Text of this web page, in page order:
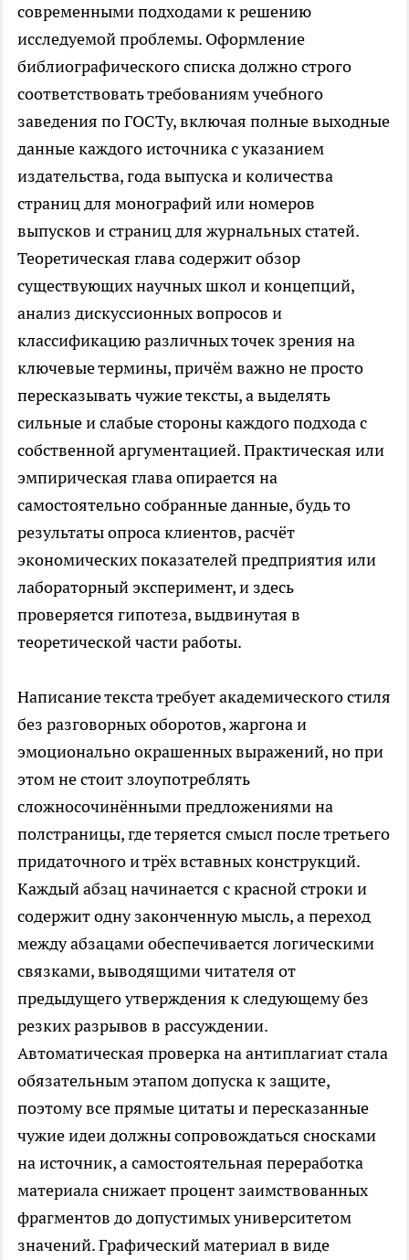
современными подходами к решению
исследуемой проблемы. Оформление
библиографического списка должно строго
соответствовать требованиям учебного
заведения по ГОСТу, включая полные выходные
данные каждого источника с указанием
издательства, года выпуска и количества
страниц для монографий или номеров
выпусков и страниц для журнальных статей.
Теоретическая глава содержит обзор
существующих научных школ и концепций,
анализ дискуссионных вопросов и
классификацию различных точек зрения на
ключевые термины, причём важно не просто
пересказывать чужие тексты, а выделять
сильные и слабые стороны каждого подхода с
собственной аргументацией. Практическая или
эмпирическая глава опирается на
самостоятельно собранные данные, будь то
результаты опроса клиентов, расчёт
экономических показателей предприятия или
лабораторный эксперимент, и здесь
проверяется гипотеза, выдвинутая в
теоретической части работы.
Написаниетекста требует академического стиля
без разговорных оборотов, жаргона и
эмоционально окрашенных выражений, но при
этом не стоит злоупотреблять
сложносочинёнными предложениями на
полстраницы, где теряется смысл после третьего
придаточного и трёх вставных конструкций.
Каждый абзац начинается с красной строки и
содержит одну законченную мысль, а переход
между абзацами обеспечивается логическими
связками, выводящими читателя от
предыдущего утверждения к следующему без
резких разрывов в рассуждении.
Автоматическая проверка на антиплагиат стала
обязательным этапом допуска к защите,
поэтому все прямые цитаты и пересказанные
чужие идеи должны сопровождаться сносками
на источник, а самостоятельная переработка
материала снижает процент заимствованных
фрагментов до допустимых университетом
значений. Графический материал в виде